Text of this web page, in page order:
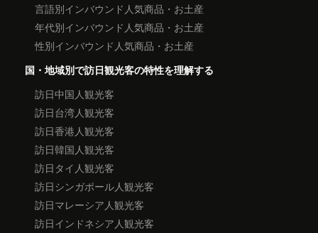
言語別インバウンド人気商品・お土産
年代別インバウンド人気商品・お土産
性別インバウンド人気商品・お土産
国・地域別で訪日観光客の特性を理解する
訪日中国人観光客
訪日台湾人観光客
訪日香港人観光客
訪日韓国人観光客
訪日タイ人観光客
訪日シンガポール人観光客
訪日マレーシア人観光客
訪日インドネシア人観光客